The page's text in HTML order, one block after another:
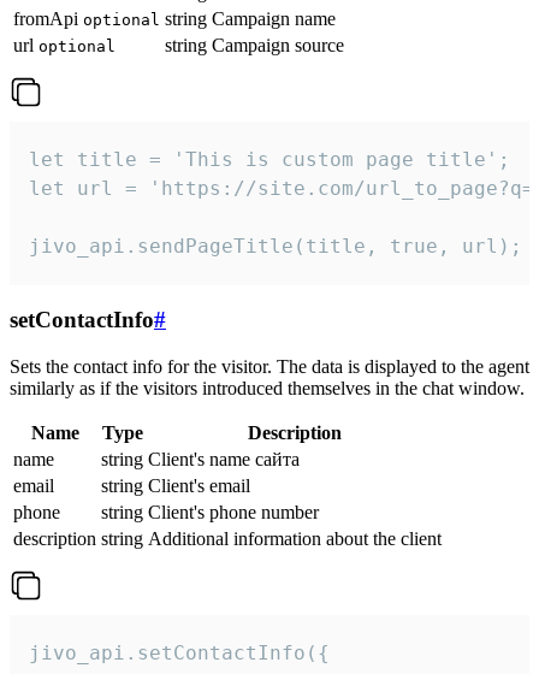
fromApi optional string Campaign name
url optional string Campaign source
let title = 'This is custom page title';
let url = 'https://site.com/
jivo_api.sendPageTitle(title, true, url);
setContactInfo#
Sets the contact info for the visitor. The data is displayed to the agent
similarly as if the visitors introduced themselves in the chat window.
Name Type
Description
name
string Client's name сайта
email
string Client's email
phone
string Client's phone number
description string Additional information about the client
jivo_api.setContactInfo({